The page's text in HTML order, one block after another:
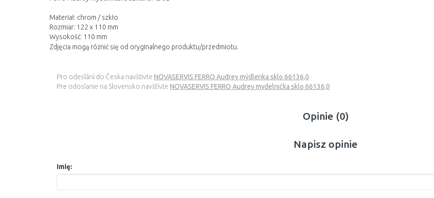
Materiał: chrom / szkło
Rozmiar: 122 x 110 mm
Wysokość: 110 mm
Zdjęcia mogą różnić się od oryginalnego produktu/przedmiotu.
Pro odeslání do Česka navštivte NOVASERVIS FERRO Audrey mýdlenka sklo 66136,0
Pre odoslanie na Slovensko navštívte NOVASERVIS FERRO Audrey mydelnička sklo 66136,0
Opinie (0)
Napisz opinie
Imię: